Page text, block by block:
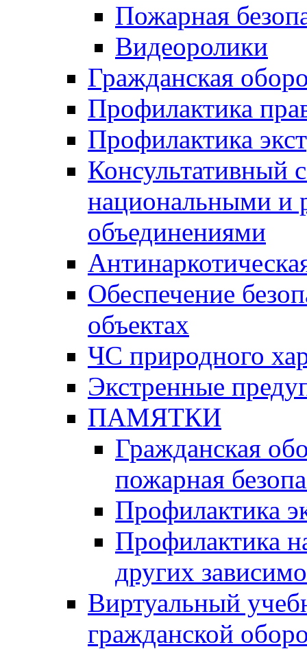
Пожарная
Видеоролики
Гражданская
Профилактика
Профилактика
Консультативный
национальными и
объединениями
Обеспечение
объектах
ЧС природного
Экстренные
ПАМЯТКИ
Гражданская
пожарная
Профилактика
Профилактика
других
Виртуальный
гражданской